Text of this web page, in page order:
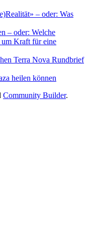
– oder: Was
– oder: Welche
um Kraft für eine
Terra Nova Rundbrief
heilen können
Community Builder.